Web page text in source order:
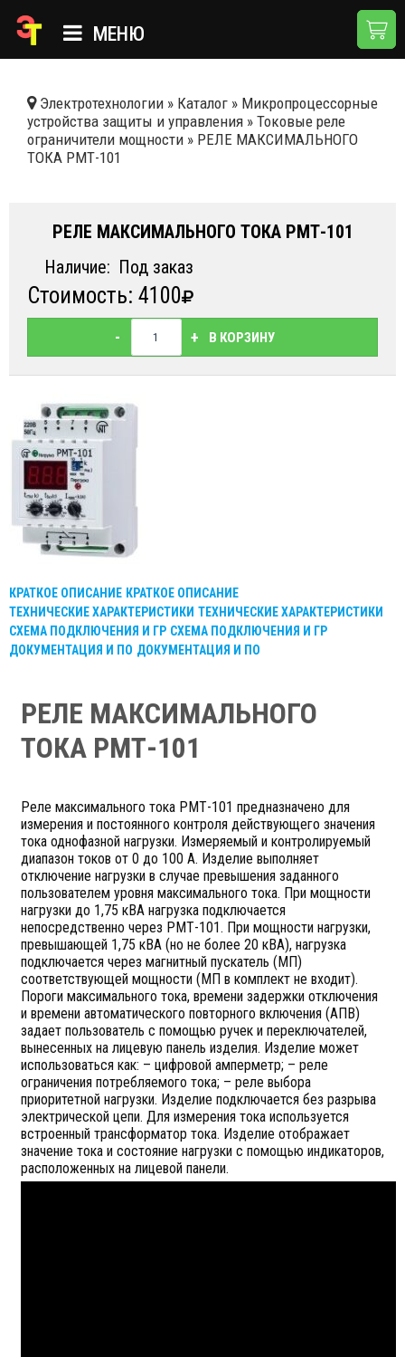
МЕНЮ
КАТАЛОГ
О КОМПАНИИ
НОВОСТИ
ДОСТАВКА И ОПЛАТА
КОНТАКТЫ
Электротехнологии » Каталог » Микропроцессорные
устройства защиты и управления » Токовые реле
ограничители мощности » РЕЛЕ МАКСИМАЛЬНОГО
ТОКА РМТ-101
РЕЛЕ МАКСИМАЛЬНОГО ТОКА РМТ-101
Наличие: Под заказ
Стоимость: 4100
- + В КОРЗИНУ
КРАТКОЕ ОПИСАНИЕ КРАТКОЕ ОПИСАНИЕ
ТЕХНИЧЕСКИЕ ХАРАКТЕРИСТИКИ ТЕХНИЧЕСКИЕ ХАРАКТЕРИСТИКИ
СХЕМА ПОДКЛЮЧЕНИЯ И ГР СХЕМА ПОДКЛЮЧЕНИЯ И ГР
ДОКУМЕНТАЦИЯ И ПО ДОКУМЕНТАЦИЯ И ПО
РЕЛЕ МАКСИМАЛЬНОГО
ТОКА РМТ-101
Реле максимального тока РМТ-101 предназначено для
измерения и постоянного контроля действующего значения
тока однофазной нагрузки. Измеряемый и контролируемый
диапазон токов от 0 до 100 А. Изделие выполняет
отключение нагрузки в случае превышения заданного
пользователем уровня максимального тока. При мощности
нагрузки до 1,75 кВА нагрузка подключается
непосредственно через РМТ-101. При мощности нагрузки,
превышающей 1,75 кВА (но не более 20 кВА), нагрузка
подключается через магнитный пускатель (МП)
соответствующей мощности (МП в комплект не входит).
Пороги максимального тока, времени задержки отключения
и времени автоматического повторного включения (АПВ)
задает пользователь с помощью ручек и переключателей,
вынесенных на лицевую панель изделия. Изделие может
использоваться как: – цифровой амперметр; – реле
ограничения потребляемого тока; – реле выбора
приоритетной нагрузки. Изделие подключается без разрыва
электрической цепи. Для измерения тока используется
встроенный трансформатор тока. Изделие отображает
значение тока и состояние нагрузки с помощью индикаторов,
расположенных на лицевой панели.